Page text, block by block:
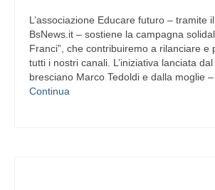
L’associazione Educare futuro – tramite
BsNews.it – sostiene la campagna
Franci”, che contribuiremo a rilanciare e
tutti i nostri canali. L’iniziativa lanciata
bresciano Marco Tedoldi e dalla moglie
Continua